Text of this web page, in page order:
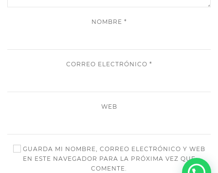
NOMBRE *
CORREO ELECTRÓNICO *
WEB
GUARDA MI NOMBRE, CORREO ELECTRÓNICO Y WEB
EN ESTE NAVEGADOR PARA LA PRÓXIMA VEZ QUE
COMENTE.